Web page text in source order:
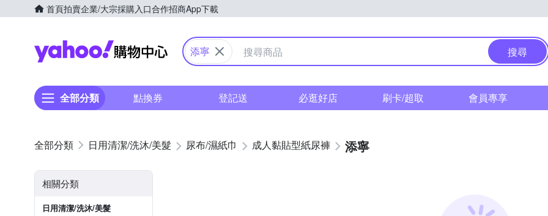
首頁拍賣企業/大宗採購入口合作招商App下載
Yahoo購物中心
添寧 搜尋
全部分類 點換券 登記送 必逛好店 刷卡/超取 會員專享
日用清潔/洗沐/美髮 尿布/濕紙巾 成人黏貼型紙尿褲 添寧
相關分類
日用清潔/洗沐/美髮